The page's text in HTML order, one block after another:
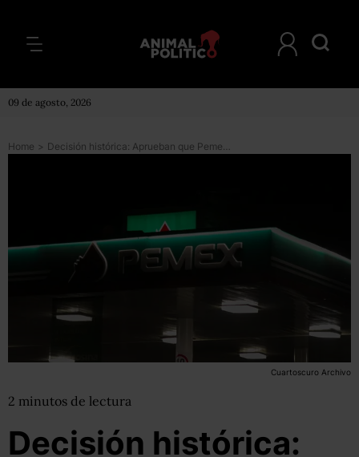
09 de agosto, 2026
Home > Decisión histórica: Aprueban que Pemex se asocie con petroleras para explorar aguas profundas
Cuartoscuro Archivo
2 minutos de lectura
Decisión histórica: